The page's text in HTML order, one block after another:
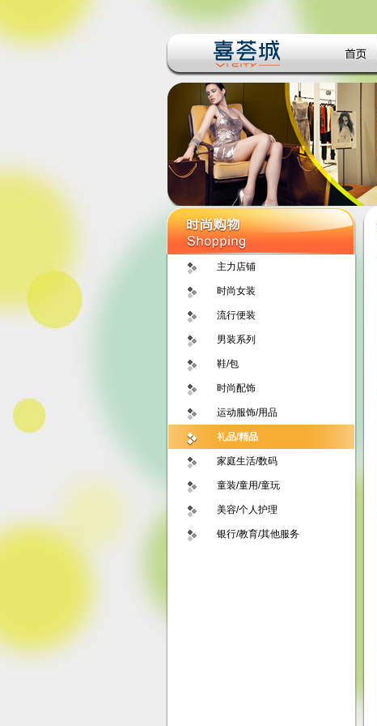
主力店铺
时尚女装
流行便装
男装系列
鞋/包
时尚配饰
运动服饰/用品
礼品/精品
家庭生活/数码
童装/童用/童玩
美容/个人护理
银行/教育/其他服务